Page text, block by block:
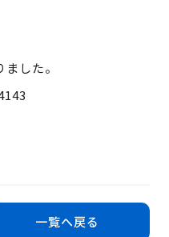
した。
一覧へ戻る